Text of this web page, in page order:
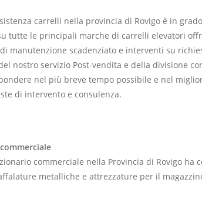
carrelli nella provincia di Rovigo è in
tutte le principali marche di carrelli elevatori
manutenzione scadenziato e interventi su
nostro servizio Post-vendita e della divisione
nel più breve tempo possibile e nel
di intervento e consulenza.
commerciale nella Provincia di Rovigo
metalliche e attrezzature per il